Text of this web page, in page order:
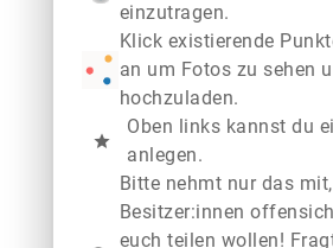
einzutragen.
Klick existierende
an um Fotos zu sehen
hochzuladen.
star
Oben links kannst du
anlegen.
Bitte nehmt nur das
Besitzer:innen
euch teilen wollen!